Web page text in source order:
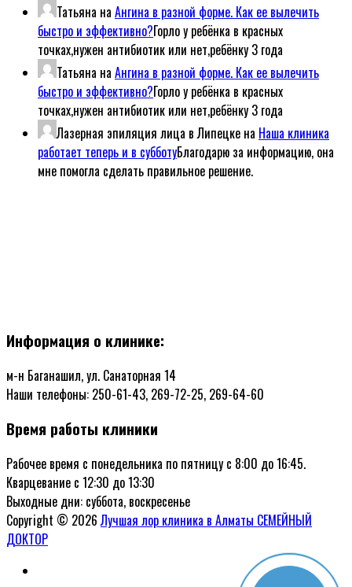
Татьяна на Ангина в разной форме. Как ее вылечить
быстро и эффективно?Горло у ребёнка в красных
точках,нужен антибиотик или нет,ребёнку 3 года
Татьяна на Ангина в разной форме. Как ее вылечить
быстро и эффективно?Горло у ребёнка в красных
точках,нужен антибиотик или нет,ребёнку 3 года
Лазерная эпиляция лица в Липецке на Наша клиника
работает теперь и в субботуБлагодарю за информацию, она
мне помогла сделать правильное решение.
Информация о клинике:
м-н Баганашил, ул. Санаторная 14
Наши телефоны: 250-61-43, 269-72-25, 269-64-60
Время работы клиники
Рабочее время с понедельника по пятницу с 8:00 до 16:45.
Кварцевание с 12:30 до 13:30
Выходные дни: суббота, воскресенье
Copyright © 2026Лучшая лор клиника в Алматы СЕМЕЙНЫЙ
ДОКТОР